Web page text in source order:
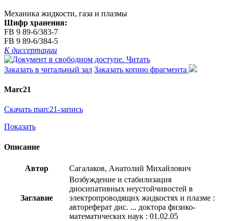
Механика жидкости, газа и плазмы
Шифр хранения:
FB 9 89-6/383-7
FB 9 89-6/384-5
К диссертации
Читать
Заказать в читальный зал Заказать копию фрагмента
Marc21
Скачать marc21-запись
Показать
Описание
Автор Сагалаков, Анатолий Михайлович
Заглавие
Возбуждение и стабилизация
диосипативных неустойчивостей в
электропроводящих жидкостях и плазме :
автореферат дис. ... доктора физико-
математических наук : 01.02.05